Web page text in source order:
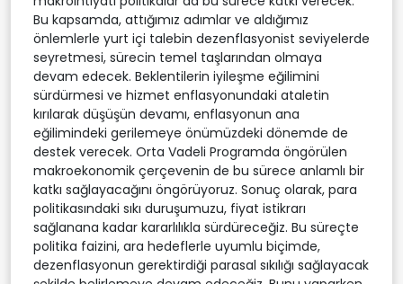
Bu kapsamda, attığımız adımlar ve aldığımız
önlemlerle yurt içi talebin dezenflasyonist seviyelerde
seyretmesi, sürecin temel taşlarından olmaya
devam edecek. Beklentilerin iyileşme eğilimini
sürdürmesi ve hizmet enflasyonundaki ataletin
kırılarak düşüşün devamı, enflasyonun ana
eğilimindeki gerilemeye önümüzdeki dönemde de
destek verecek. Orta Vadeli Programda öngörülen
makroekonomik çerçevenin de bu sürece anlamlı bir
katkı sağlayacağını öngörüyoruz. Sonuç olarak, para
politikasındaki sıkı duruşumuzu, fiyat istikrarı
sağlanana kadar kararlılıkla sürdüreceğiz. Bu süreçte
politika faizini, ara hedeflerle uyumlu biçimde,
dezenflasyonun gerektirdiği parasal sıkılığı sağlayacak